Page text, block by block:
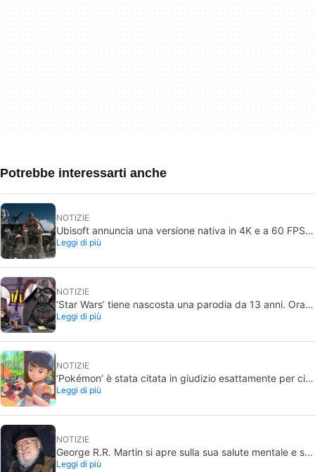
Potrebbe interessarti anche
NOTIZIE
Ubisoft annuncia una versione nativa in 4K e a 60 FPS
di Ghost Recon Wildlands con un’uscita imminente
Leggi di più
NOTIZIE
‘Star Wars’ tiene nascosta una parodia da 13 anni. Ora
finalmente la porterà alla luce… ma solo per pochi
Leggi di più
NOTIZIE
‘Pokémon’ è stata citata in giudizio esattamente per ciò
che non vorrebbe mai: riprendere gente senza il loro
Leggi di più
NOTIZIE
George R.R. Martin si apre sulla sua salute mentale e su
come lo colpiscono le mancanze di rispetto per non
Leggi di più